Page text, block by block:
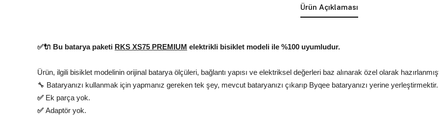
Ürün Açıklaması
✅🔌 Bu batarya paketi RKS XS75 PREMIUM elektrikli bisiklet modeli ile %100 uyumludur.
Ürün, ilgili bisiklet modelinin orijinal batarya ölçüleri, bağlantı yapısı ve elektriksel değerleri baz alınarak özel olarak
🔧 Bataryanızı kullanmak için yapmanız gereken tek şey, mevcut bataryanızı çıkarıp Byqee bataryanızı yerine
✅ Ek parça yok.
✅ Adaptör yok.